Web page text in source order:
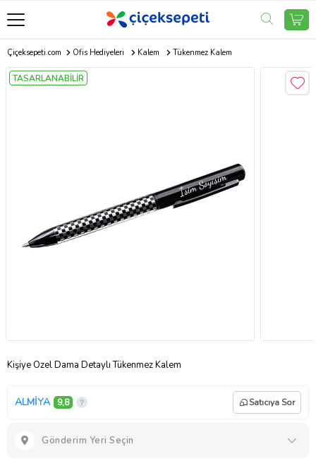
Çiçeksepeti.com Ofis Hediyeleri Kalem Tükenmez Kalem
TASARLANABİLİR
Kişiye Özel Dama Detaylı Tükenmez Kalem
ALMİYA 9,8 Satıcıya Sor
Gönderim Yeri Seçin